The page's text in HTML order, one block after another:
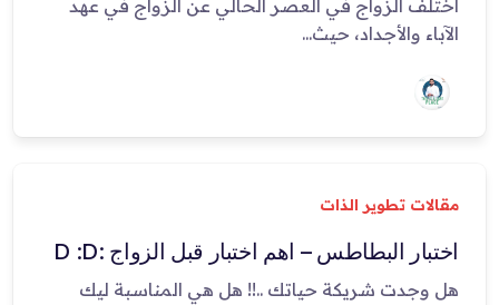
اختلف الزواج في العصر الحالي عن الزواج في عهد
الآباء والأجداد، حيث...
مقالات تطوير الذات
اختبار البطاطس – اهم اختبار قبل الزواج :D :D
هل وجدت شريكة حياتك ..!! هل هي المناسبة ليك